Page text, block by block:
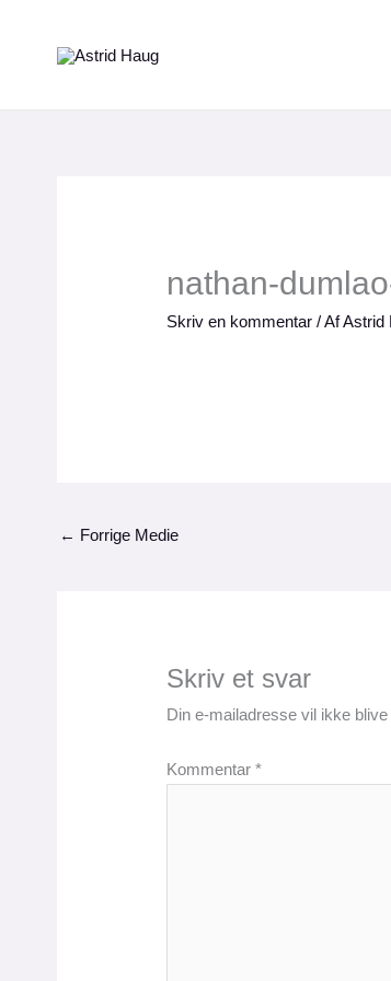
nathan-
Skriv en kommentar / AfAstrid
← Forrige Medie
Skriv et svar
Din e-mailadresse vil ikke blive
Kommentar*